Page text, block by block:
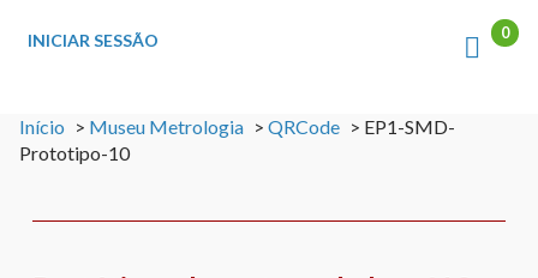
INICIAR SESSÃO
Início > Museu Metrologia > QRCode > EP1-SMD-
Prototipo-10